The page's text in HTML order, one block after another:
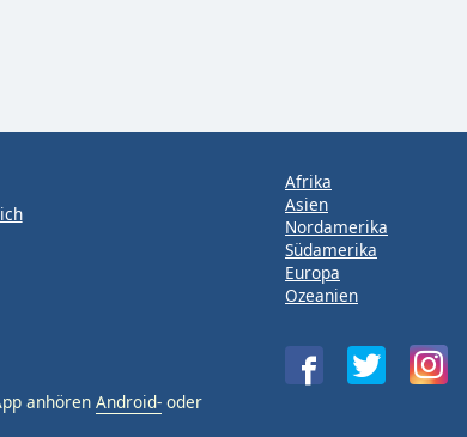
anhören Android- oder
Afrika
Asien
Nordamerika
Südamerika
Europa
Ozeanien